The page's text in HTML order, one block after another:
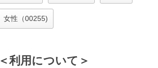
女性（00255)
＜利用について＞